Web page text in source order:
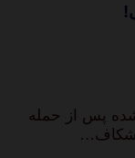
شده پس از حمله
شکاف…